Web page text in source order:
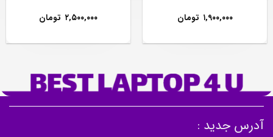
۱,۹۰۰,۰۰۰ تومان ۲,۵۰۰,۰۰۰ تومان
آدرس جدید :